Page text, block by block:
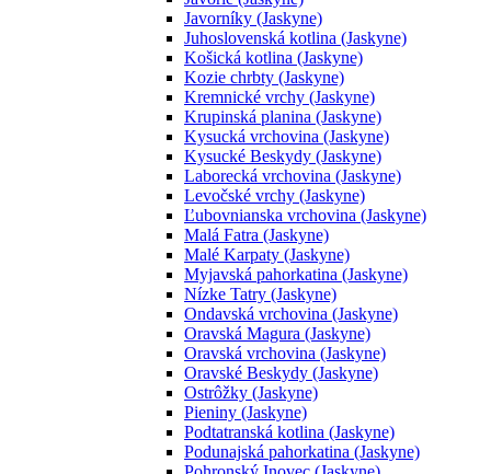
Javorníky (Jaskyne)
Juhoslovenská kotlina (Jaskyne)
Košická kotlina (Jaskyne)
Kozie chrbty (Jaskyne)
Kremnické vrchy (Jaskyne)
Krupinská planina (Jaskyne)
Kysucká vrchovina (Jaskyne)
Kysucké Beskydy (Jaskyne)
Laborecká vrchovina (Jaskyne)
Levočské vrchy (Jaskyne)
Ľubovnianska vrchovina (Jaskyne)
Malá Fatra (Jaskyne)
Malé Karpaty (Jaskyne)
Myjavská pahorkatina (Jaskyne)
Nízke Tatry (Jaskyne)
Ondavská vrchovina (Jaskyne)
Oravská Magura (Jaskyne)
Oravská vrchovina (Jaskyne)
Oravské Beskydy (Jaskyne)
Ostrôžky (Jaskyne)
Pieniny (Jaskyne)
Podtatranská kotlina (Jaskyne)
Podunajská pahorkatina (Jaskyne)